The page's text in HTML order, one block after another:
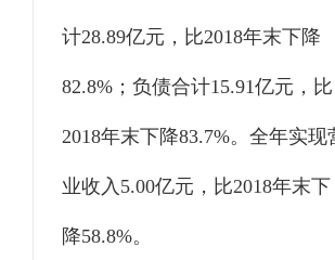
计28.89亿元，比2018年末下降
82.8% ；负债合计15.91亿元，比
2018年末下降83.7%。全年实现
业收入 5.00亿元，比2018年末下
降58.8%。